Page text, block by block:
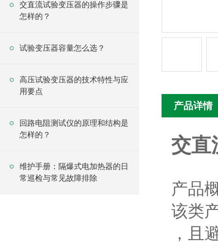
交直流试验变压器的操作步骤是
怎样的？
试验变压器容量怎么选？
高压试验变压器的技术特性与应
用要点
回路电阻测试仪的原理和结构是
怎样的？
维护手册：隔爆式电加热器的日
常巡检与常见故障排除
产品详情
交直
产品
该类
，且